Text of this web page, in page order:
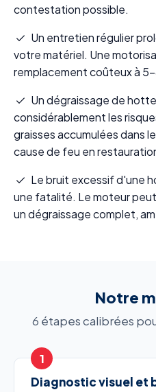
contestation possible.
Un entretien régulier
votre matériel. Une
remplacement coûteux à 5-
Un dégraissage de
considérablement les
graisses accumulées dans
cause de feu en
Le bruit excessif d'une
une fatalité. Le moteur
un dégraissage complet,
Notre
6 étapes calibrées
Diagnostic visuel et